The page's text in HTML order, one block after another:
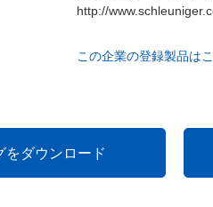
http://
この企業の登録製品は